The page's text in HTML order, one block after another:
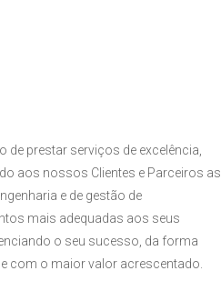
de prestar serviços de excelência,
aos nossos Clientes e Parceiros as
e de gestão de
mais adequadas aos seus
o seu sucesso, da forma
com o maior valor acrescentado.